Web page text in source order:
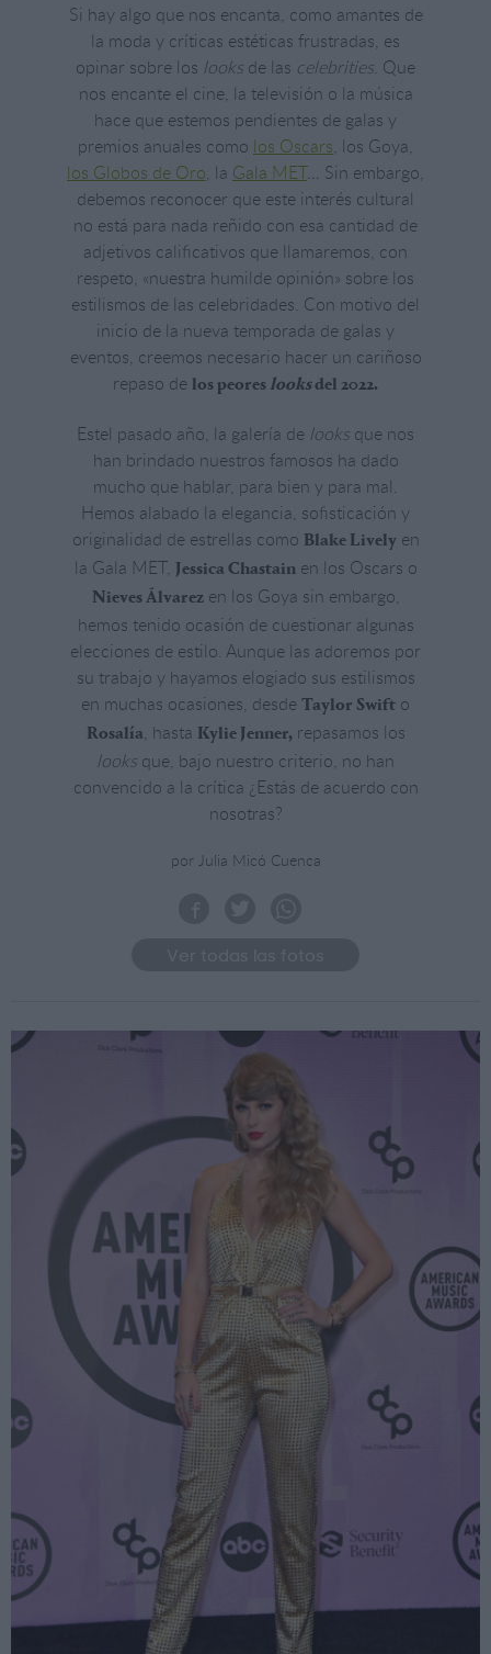
Si hay algo que nos encanta, como amantes de
la moda y críticas estéticas frustradas, es
opinar sobre los looks de las celebrities. Que
nos encante el cine, la televisión o la música
hace que estemos pendientes de galas y
premios anuales como los Oscars, los Goya,
los Globos de Oro, la Gala MET… Sin embargo,
debemos reconocer que este interés cultural
no está para nada reñido con esa cantidad de
adjetivos calificativos que llamaremos, con
respeto, «nuestra humilde opinión» sobre los
estilismos de las celebridades. Con motivo del
inicio de la nueva temporada de galas y
eventos, creemos necesario hacer un cariñoso
repaso de los peores looksdel 2022.
Estel pasado año, la galería de looks que nos
han brindado nuestros famosos ha dado
mucho que hablar, para bien y para mal.
Hemos alabado la elegancia, sofisticación y
originalidad de estrellas como Blake Livelyen
la Gala MET,
Jessica Chastainen los Oscars o
Nieves Álvarezen los Goya sin embargo,
hemos tenido ocasión de cuestionar algunas
elecciones de estilo. Aunque las adoremos por
su trabajo y hayamos elogiado sus estilismos
en muchas ocasiones, desde Taylor Swift o
Rosalía, hasta Kylie Jenner, repasamos los
looks que, bajo nuestro criterio, no han
convencido a la crítica ¿Estás de acuerdo con
nosotras?
por Julia Micó Cuenca